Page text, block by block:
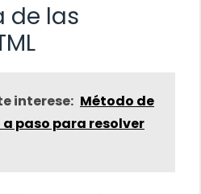
de las
interese: Método de
paso para resolver